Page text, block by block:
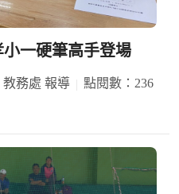
一硬筆高手登場
教務處 報導
點閱數：236